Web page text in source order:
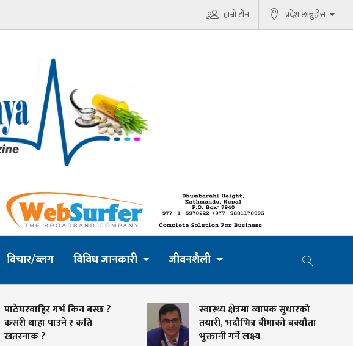
हाम्रो टीम प्रदेश छान्नुहोस
विचार/ब्लग विविध जानकारी जीवनशैली
पाठेघरबाहिर गर्भ किन बस्छ ?
कसरी थाहा पाउने र कति
खतरनाक ?
स्वास्थ्य क्षेत्रमा व्यापक सुधारको
तयारी, भदौभित्र बीमाको बक्यौता
भुक्तानी गर्ने लक्ष्य